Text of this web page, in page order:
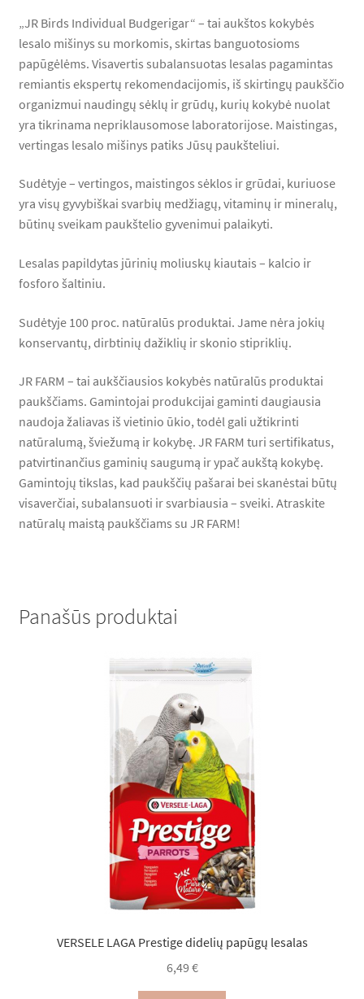
„JR Birds Individual Budgerigar“ – tai aukštos kokybės
lesalo mišinys su morkomis, skirtas banguotosioms
papūgėlėms. Visavertis subalansuotas lesalas pagamintas
remiantis ekspertų rekomendacijomis, iš skirtingų paukščio
organizmui naudingų sėklų ir grūdų, kurių kokybė nuolat
yra tikrinama nepriklausomose laboratorijose. Maistingas,
vertingas lesalo mišinys patiks Jūsų paukšteliui.
Sudėtyje – vertingos, maistingos sėklos ir grūdai, kuriuose
yra visų gyvybiškai svarbių medžiagų, vitaminų ir mineralų,
būtinų sveikam paukštelio gyvenimui palaikyti.
Lesalas papildytas jūrinių moliuskų kiautais – kalcio ir
fosforo šaltiniu.
Sudėtyje 100 proc. natūralūs produktai. Jame nėra jokių
konservantų, dirbtinių dažiklių ir skonio stipriklių.
JR FARM – tai aukščiausios kokybės natūralūs produktai
paukščiams. Gamintojai produkcijai gaminti daugiausia
naudoja žaliavas iš vietinio ūkio, todėl gali užtikrinti
natūralumą, šviežumą ir kokybę. JR FARM turi sertifikatus,
patvirtinančius gaminių saugumą ir ypač aukštą kokybę.
Gamintojų tikslas, kad paukščių pašarai bei skanėstai būtų
visaverčiai, subalansuoti ir svarbiausia – sveiki. Atraskite
natūralų maistą paukščiams su JR FARM!
Panašūs produktai
VERSELE LAGA Prestige didelių papūgų lesalas
6,49 €